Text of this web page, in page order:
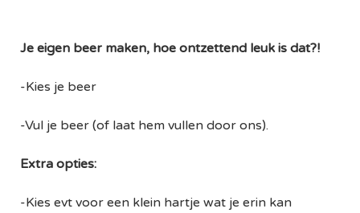
Je eigen beer maken, hoe ontzettend leuk is dat?!
-Kies je beer
-Vul je beer (of laat hem vullen door ons).
Extra opties:
-Kies evt voor een klein hartje wat je erin kan